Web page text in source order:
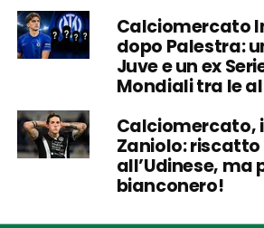
Calciomercato
dopo Palestra:
Juve e un ex
Mondiali tra le
Calciomercato,
Zaniolo: riscatto
all’Udinese, ma
bianconero!